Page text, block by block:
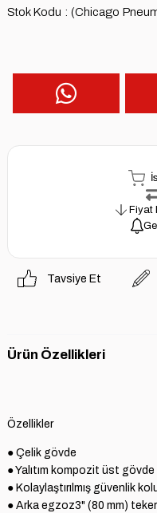
Stok Kodu (Chicago
Fiyat
Tavsiye Et
Ürün Özellikleri
Özellikler
● Çelik gövde
● Kolaylaştırılmış güvenlik
● Arka egzoz3" (80 mm)